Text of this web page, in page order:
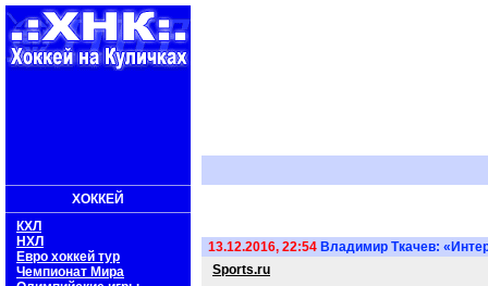
ХОККЕЙ
КХЛ
НХЛ
Евро хоккей тур
Чемпионат Мира
13.12.2016, 22:54 Владимир Ткачев:
Sports.ru